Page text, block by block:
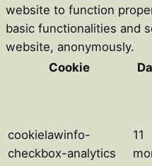
website to function
basic functionalities and
website, anonymously.
Cookie
cookielawinfo-
checkbox-analytics
11